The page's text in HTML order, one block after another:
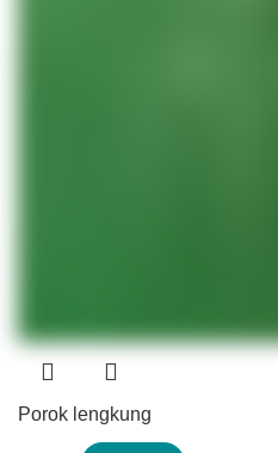
Porok lengkung